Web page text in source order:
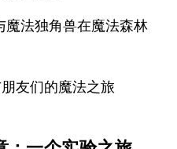
魔法独角兽在魔法森林
朋友们的魔法之旅